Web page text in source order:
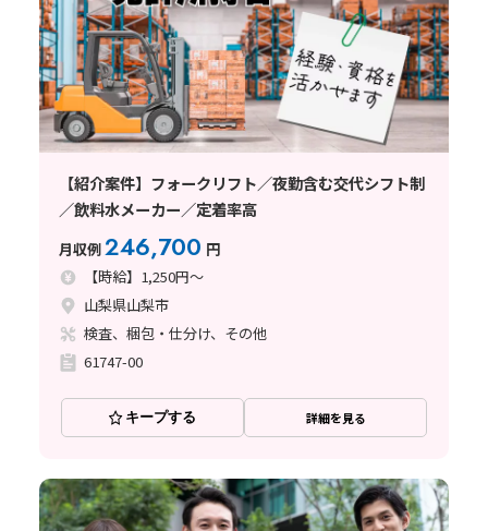
【紹介案件】フォークリフト／夜勤含む交代シフト制
／飲料水メーカー／定着率高
月収例246,700 円
【時給】1,250円～
山梨県山梨市
検査、梱包・仕分け、その他
61747-00
キープする 詳細を見る